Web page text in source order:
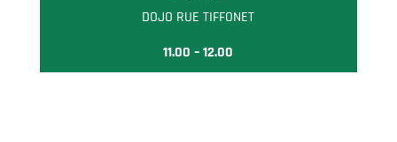
DOJO RUE TIFFONET
11.00 – 12.00